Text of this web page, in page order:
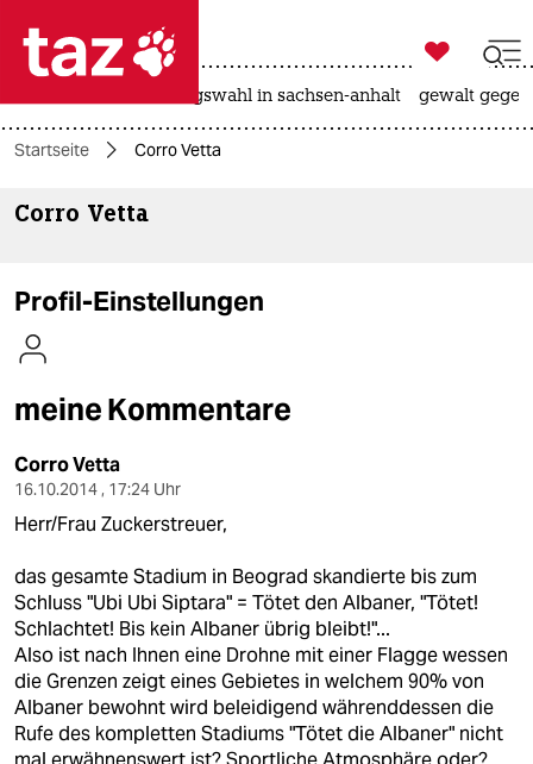
 taz zahl ich
taz zahl ich
themen
kultur
sport
berlin
nord
wahrheit
verlag
verlag

taz zahl ich
landtagswahl in sachsen-anhalt gewalt
Startseite Corro Vetta
Corro Vetta
Profil-Einstellungen
meine Kommentare
Corro Vetta
16.10.2014 , 17:24 Uhr
Herr/Frau Zuckerstreuer,
das gesamte Stadium in Beograd skandierte bis zum
Schluss "Ubi Ubi Siptara" = Tötet den Albaner, "Tötet!
Schlachtet! Bis kein Albaner übrig bleibt!"...
Also ist nach Ihnen eine Drohne mit einer Flagge wessen
die Grenzen zeigt eines Gebietes in welchem 90% von
Albaner bewohnt wird beleidigend währenddessen die
Rufe des kompletten Stadiums "Tötet die Albaner" nicht